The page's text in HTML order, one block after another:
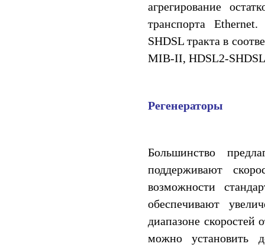
агрегирование
транспорта
SHDSL тракта в
MIB-II, HDSL2-
Регенераторы
Большинство
поддерживают
возможности
обеспечивают
диапазоне
можно установить